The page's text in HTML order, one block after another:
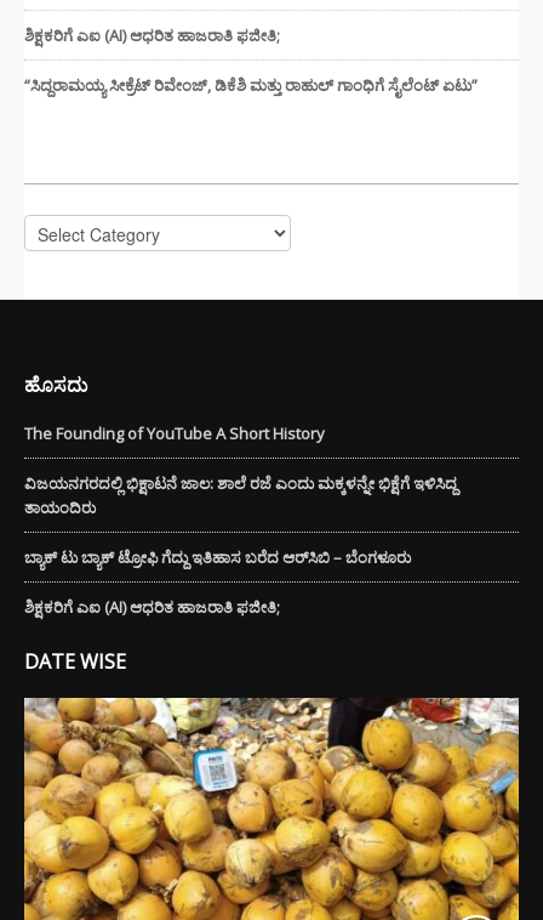
ಶಿಕ್ಷಕರಿಗೆ ಎಐ (AI) ಆಧರಿತ ಹಾಜರಾತಿ ಫಜೀತಿ;
“ಸಿದ್ದರಾಮಯ್ಯ ಸೀಕ್ರೆಟ್ ರಿವೇಂಜ್‌, ಡಿಕೆಶಿ ಮತ್ತು ರಾಹುಲ್‌ ಗಾಂಧಿಗೆ ಸೈಲೆಂಟ್ ಏಟು”
Categories
ಹೊಸದು
The Founding of YouTube A Short History
ವಿಜಯನಗರದಲ್ಲಿ ಭಿಕ್ಷಾಟನೆ ಜಾಲ: ಶಾಲೆ ರಜೆ ಎಂದು ಮಕ್ಕಳನ್ನೇ ಭಿಕ್ಷೆಗೆ ಇಳಿಸಿದ್ದ
ತಾಯಂದಿರು
ಬ್ಯಾಕ್ ಟು ಬ್ಯಾಕ್ ಟ್ರೋಫಿ ಗೆದ್ದು ಇತಿಹಾಸ ಬರೆದ ಆರ್‌ಸಿಬಿ – ಬೆಂಗಳೂರು
ಶಿಕ್ಷಕರಿಗೆ ಎಐ (AI) ಆಧರಿತ ಹಾಜರಾತಿ ಫಜೀತಿ;
DATE WISE